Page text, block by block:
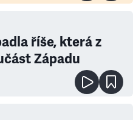
říše, která z
Západu